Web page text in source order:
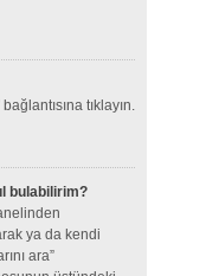
tıklayın.
bulabilirim?
ya da kendi
ara”